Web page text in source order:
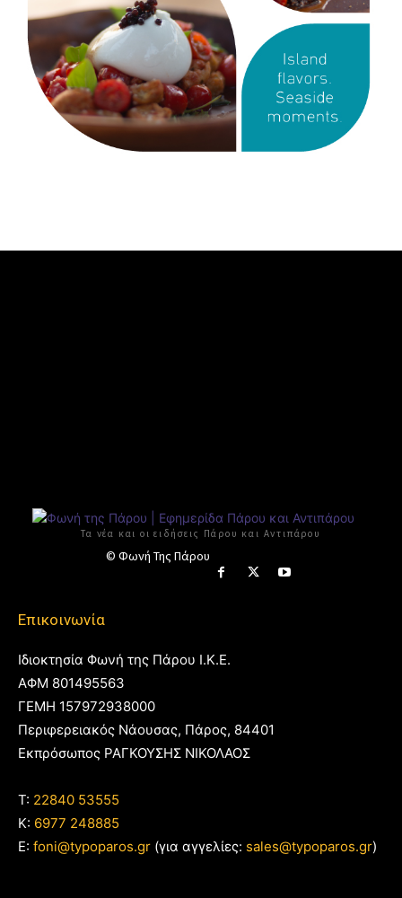
Τα νέα και οι ειδήσεις Πάρου και Αντιπάρου
© Φωνή Της Πάρου
Επικοινωνία
Ιδιοκτησία Φωνή της Πάρου Ι.Κ.Ε.
ΑΦΜ 801495563
ΓΕΜΗ 157972938000
Περιφερειακός Νάουσας, Πάρος, 84401
Εκπρόσωπος ΡΑΓΚΟΥΣΗΣ ΝΙΚΟΛΑΟΣ
T: 22840 53555
Κ: 6977 248885
E: foni@typoparos.gr (για αγγελίες: sales@typoparos.gr)